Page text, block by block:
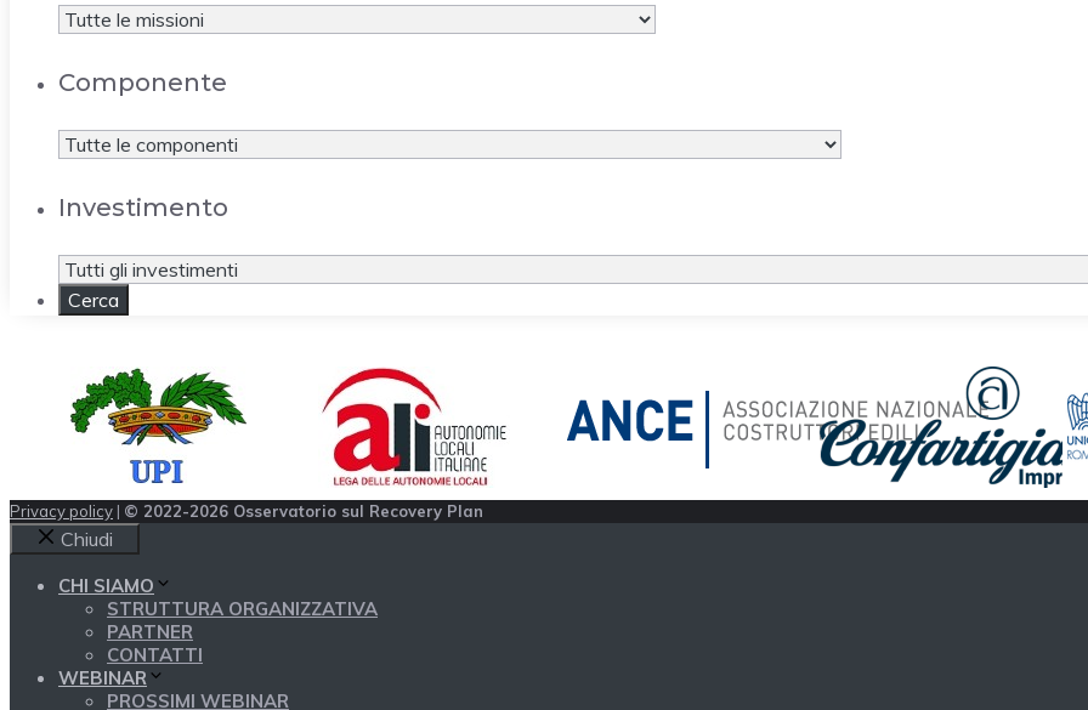
Componente
Investimento
Privacy policy | © 2022-2026 Osservatorio sul Recovery Plan
Chiudi
CHI SIAMO
STRUTTURA ORGANIZZATIVA
PARTNER
CONTATTI
WEBINAR
PROSSIMI WEBINAR